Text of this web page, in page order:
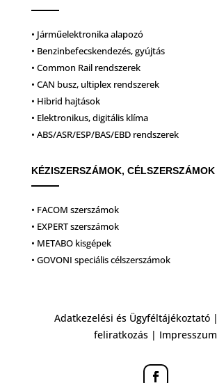
• Járműelektronika alapozó
• Benzinbefecskendezés, gyújtás
• Common Rail rendszerek
• CAN busz, ultiplex rendszerek
• Hibrid hajtások
• Elektronikus, digitális klíma
• ABS/ASR/ESP/BAS/EBD rendszerek
KÉZISZERSZÁMOK, CÉLSZERSZÁMOK
• FACOM szerszámok
• EXPERT szerszámok
• METABO kisgépek
• GOVONI speciális célszerszámok
Adatkezelési és Ügyféltájékoztató |
feliratkozás | Impresszum